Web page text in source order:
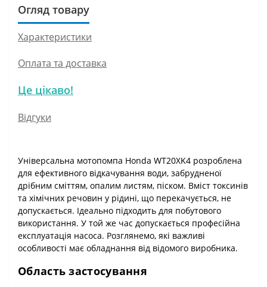
Огляд товару
Характеристики
Оплата та доставка
Це цікаво!
Відгуки
Універсальна мотопомпа Honda WT20XK4 розроблена
для ефективного відкачування води, забрудненої
дрібним сміттям, опалим листям, піском. Вміст токсинів
та хімічних речовин у рідині, що перекачується, не
допускається. Ідеально підходить для побутового
використання. У той же час допускається професійна
експлуатація насоса. Розглянемо, які важливі
особливості має обладнання від відомого виробника.
Область застосування